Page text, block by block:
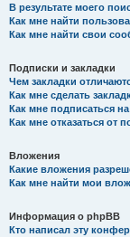
В результате моего
Как мне найти
Как мне найти свои
Подписки и закладки
Чем закладки
Как мне сделать
Как мне подписаться
Как мне отказаться от
Вложения
Какие вложения
Как мне найти мои
Информация о phpBB
Кто написал эту